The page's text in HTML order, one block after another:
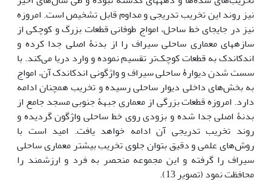
نیز روند این تخریب تدریجی و مداوم قابل تشخیص است. امروزه
نیز در جای­جای خط ساحل، امواج طوفانی قطعات بزرگ و کوچکی از
سازه­های معماری ساحلی سیراف را از بدنۀ اصلی جدا کرده و
اندک­اندک به قطعات کوچک‌تر تقسیم نموده و وارد دریا می‌کند. با
سست شدن دیوارۀ ساحلی سیراف و واژگونی اندک­اندک آن، امواج
به بخش‌های داخلی دیوار ساحلی رسیده و تخریب همچنان ادامه
دارد. امروزه قطعات بزرگی از معماری جبهۀ جنوبی مسجد جامع از
بدنۀ اصلی جدا شده و بزودی روی خط ساحلی واژگون گردیده و
روند تخریب تدریجی آن ادامه خواهد یافت. امید است با
روش‌های علمی و دقیق بتوان جلوی تخریب بیشتر معماری ساحلی
سیراف را گرفته و این مجموعه منحصر به فرد و ارزشمند را
محافظت نمود (تصویر 13).